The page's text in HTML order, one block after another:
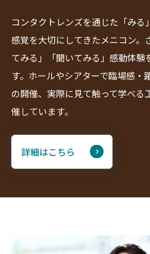
コンタクトレンズを通じた「みる
感覚を大切にしてきたメニコン。
てみる」「聞いてみる」感動体験
す。ホールやシアターで臨場感・
の開催、実際に見て触って学べる
催しています。
詳細はこちら